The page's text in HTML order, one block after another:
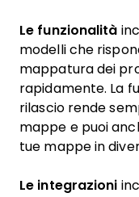
Le funzionalità
modelli che
mappatura dei
rapidamente. La
rilascio rende
mappe e puoi
tue mappe in
Le integrazioni